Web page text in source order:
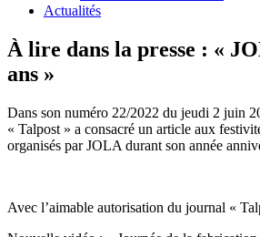
Actualités
À lire dans la presse : «
ans »
Dans son numéro 22/2022 du jeudi 2 juin
« Talpost » a consacré un article aux
organisés par JOLA durant son année
Avec l’aimable autorisation du journal «